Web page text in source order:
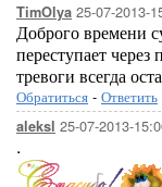
TimOlya 25-07-2013-
Доброго времени
переступает через
тревоги всегда
Обратиться - Ответить
aleksl 25-07-2013-
.